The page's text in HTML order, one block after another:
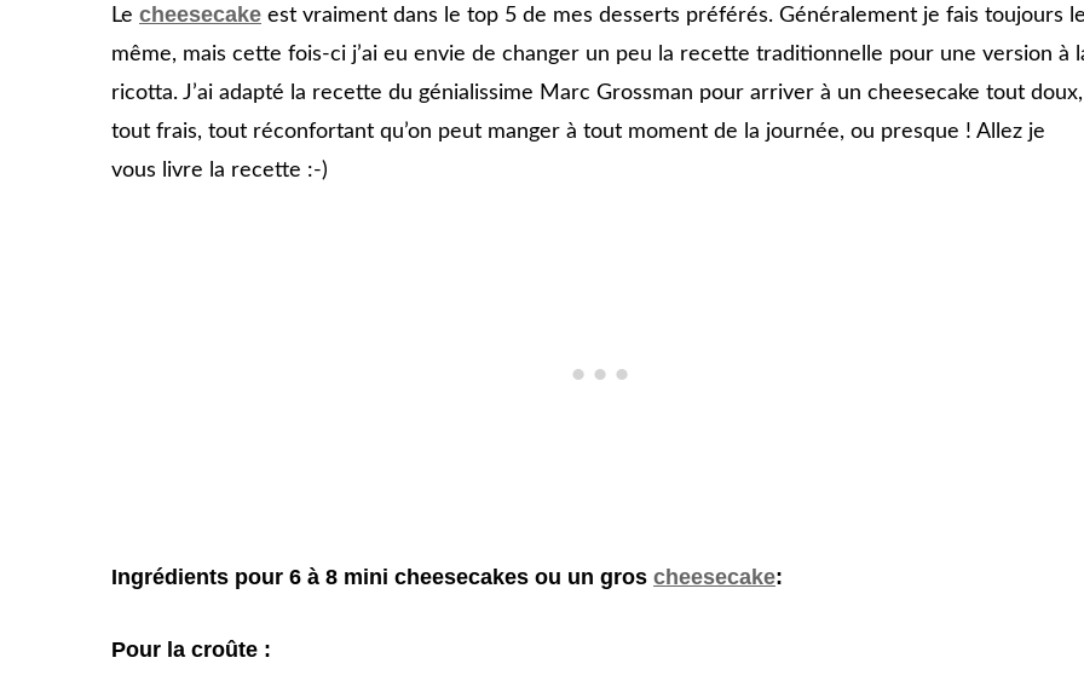
Le cheesecake est vraiment dans le top 5 de mes desserts préférés. Généralement je fais toujours
même, mais cette fois-ci j’ai eu envie de changer un peu la recette traditionnelle pour une version à
ricotta. J’ai adapté la recette du génialissime Marc Grossman pour arriver à un cheesecake tout doux,
tout frais, tout réconfortant qu’on peut manger à tout moment de la journée, ou presque ! Allez je
vous livre la recette :-)
Ingrédients pour 6 à 8 mini cheesecakes ou un gros cheesecake:
Pour la croûte :